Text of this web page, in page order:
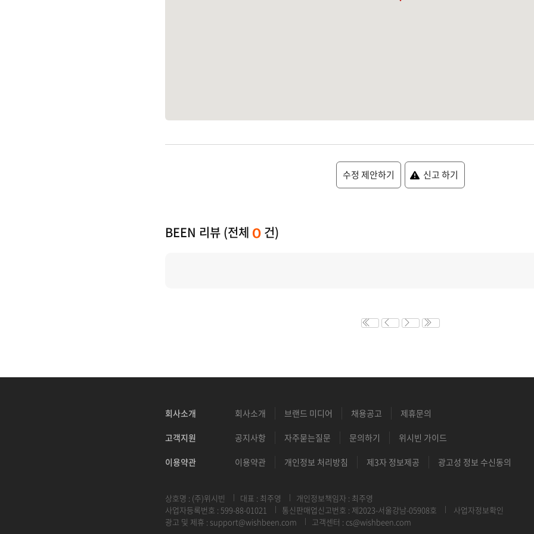
수정 제안하기 신고 하기
BEEN 리뷰 (전체 0 건)
회사소개 회사소개 브랜드 미디어 채용공고 제휴문의
고객지원 공지사항 자주묻는질문 문의하기 위시빈 가이드
이용약관 이용약관 개인정보 처리방침 제3자 정보제공 광고성 정보 수신동의
상호명 : (주)위시빈 대표 : 최주영
개인정보책임자 : 최주영
사업자등록번호 : 599-88-01021
통신판매업신고번호 : 제2023-서울강남-05908호
사업자정보확인
광고 및 제휴 : support@wishbeen.com 고객센터 : cs@wishbeen.com